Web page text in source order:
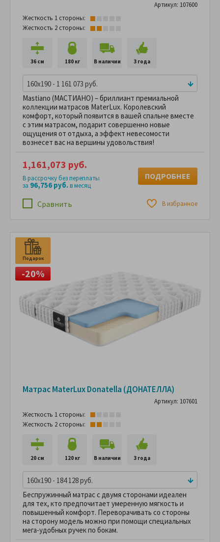
Артикул: 107600
Жесткость 1 стороны:
Жесткость 2 стороны:
36 см 180 кг В наличии 3 года
160x190 - 1 161 073 руб.
Mastiano (МАСТИАНО) – бриллиант премиальной
коллекции матрасов MaterLux. Королевский
комфорт, который появится в вашей спальне вместе
с этим матрасом, подарит совершенно новые
ощущения от отдыха, а эффект невесомости
вознесет вас на вершины удовольствия!
Сравнить В избранное
1,161,073 руб.
В рассрочку без переплаты
за 96,756 руб.в месяц
ПОДРОБНЕЕ
Подарок
-20%
Матрас MaterLux Donatella (ДОНАТЕЛЛА)
Артикул: 107601
Жесткость 1 стороны:
Жесткость 2 стороны:
20 см 120 кг В наличии 3 года
160x190 - 184 128 руб.
Беспружинный матрас с двумя сторонами идеален
для тех, кто предпочитает умеренную мягкость и
повышенный комфорт. Переворачивать со стороны
на сторону модель можно при помощи специальных
мега-удобных ручек по бокам.